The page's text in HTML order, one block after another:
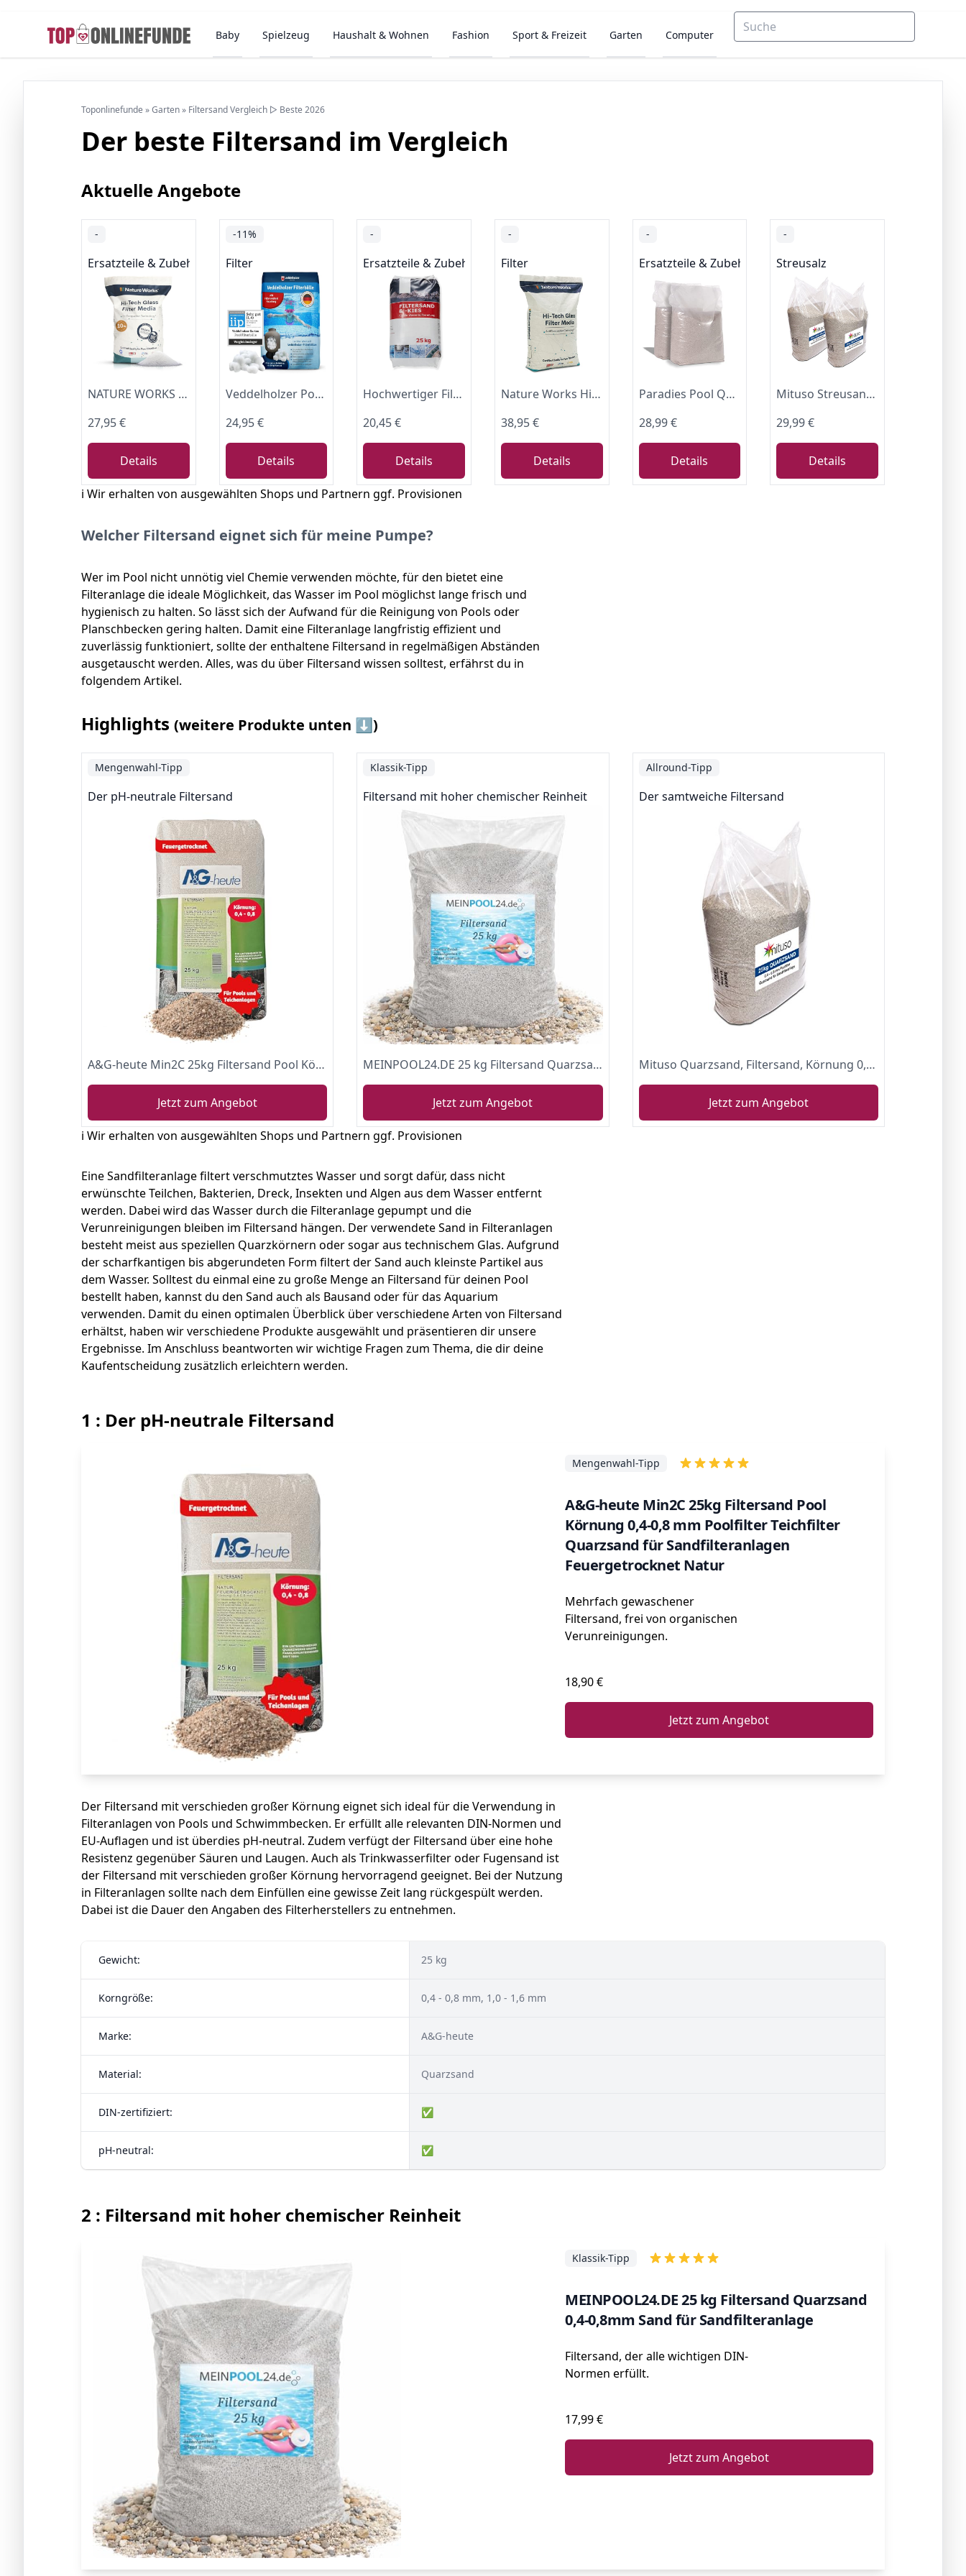
Baby Spielzeug Haushalt & Wohnen Fashion Sport & Freizeit Garten Computer
Toponlinefunde »Garten» Filtersand Vergleich ▷ Beste 2026
Der beste Filtersand im Vergleich
Aktuelle Angebote
-
Ersatzteile & Zubehör
NATURE WORKS Glas-Filtersand für Schwimmbad mit 99,64% Filterleistung, reduziert Wasser- und Energieverbrauch, Gefertigt aus Reinem Technischen Glas für Maximale Hygiene - Beutel 10 kg
27,95 €
Details
-11%
Filter
Veddelholzer Pool Filterbälle leichtestes Material für Beste Leistung ersetzt 25kg Filtersand Quarzsand aus Deutschland Poolzubehör Poolreiniger Sandfilteranlage für Salzwasser geeignet
24,95 €
Details
-
Ersatzteile & Zubehör
Hochwertiger Filtersand 1,0-2,0mm für Pool Sandfilteranlagen, 25kg
20,45 €
Details
-
Filter
Nature Works Hi-Tech Filterglas für Pool Filteranlagen, Sandfilteranlage, von 100% reinem Flachglas, umweltschonend, Körnung 0,6 bis 1,0 mm (20 kg)
38,95 €
Details
-
Ersatzteile & Zubehör
Paradies Pool Quarzsand für Filteranlagen 50 kg, 0,4-0,8 mm
28,99 €
Details
-
Streusalz
Mituso Streusand 2x 25Kg Quarz-Sand 0,4-0,8 mm Körnung
29,99 €
Details
ℹ️ Wir erhalten von ausgewählten Shops und Partnern ggf. Provisionen
Welcher Filtersand eignet sich für meine Pumpe?
Wer im Pool nicht unnötig viel Chemie verwenden möchte, für den bietet eine
Filteranlage die ideale Möglichkeit, das Wasser im Pool möglichst lange frisch und
hygienisch zu halten. So lässt sich der Aufwand für die Reinigung von Pools oder
Planschbecken gering halten. Damit eine Filteranlage langfristig effizient und
zuverlässig funktioniert, sollte der enthaltene Filtersand in regelmäßigen Abständen
ausgetauscht werden. Alles, was du über Filtersand wissen solltest, erfährst du in
folgendem Artikel.
Highlights (weitere Produkte unten ⬇️)
Mengenwahl-Tipp
Der pH-neutrale Filtersand
A&G-heute Min2C 25kg Filtersand Pool Körnung 0,4-0,8 mm Poolfilter Teichfilter Quarzsand für Sandfilteranlagen Feuergetrocknet Natur
Jetzt zum Angebot
Klassik-Tipp
Filtersand mit hoher chemischer Reinheit
MEINPOOL24.DE 25 kg Filtersand Quarzsand 0,4-0,8mm Sand für Sandfilteranlage
Jetzt zum Angebot
Allround-Tipp
Der samtweiche Filtersand
Mituso Quarzsand, Filtersand, Körnung 0,4-0,8mm, Aquariumsand, (1 x 25kg)
Jetzt zum Angebot
ℹ️ Wir erhalten von ausgewählten Shops und Partnern ggf. Provisionen
Eine Sandfilteranlage filtert verschmutztes Wasser und sorgt dafür, dass nicht
erwünschte Teilchen, Bakterien, Dreck, Insekten und Algen aus dem Wasser entfernt
werden. Dabei wird das Wasser durch die Filteranlage gepumpt und die
Verunreinigungen bleiben im Filtersand hängen. Der verwendete Sand in Filteranlagen
besteht meist aus speziellen Quarzkörnern oder sogar aus technischem Glas. Aufgrund
der scharfkantigen bis abgerundeten Form filtert der Sand auch kleinste Partikel aus
dem Wasser. Solltest du einmal eine zu große Menge an Filtersand für deinen Pool
bestellt haben, kannst du den Sand auch als Bausand oder für das Aquarium
verwenden. Damit du einen optimalen Überblick über verschiedene Arten von Filtersand
erhältst, haben wir verschiedene Produkte ausgewählt und präsentieren dir unsere
Ergebnisse. Im Anschluss beantworten wir wichtige Fragen zum Thema, die dir deine
Kaufentscheidung zusätzlich erleichtern werden.
1 : Der pH-neutrale Filtersand
A&G-heute Min2C 25kg Filtersand Pool
Körnung 0,4-0,8 mm Poolfilter Teichfilter
Quarzsand für Sandfilteranlagen
Feuergetrocknet Natur
Mengenwahl-Tipp
Mehrfach gewaschener
Filtersand, frei von organischen
Verunreinigungen.
18,90 €
Jetzt zum Angebot
Der Filtersand mit verschieden großer Körnung eignet sich ideal für die Verwendung in
Filteranlagen von Pools und Schwimmbecken. Er erfüllt alle relevanten DIN-Normen und
EU-Auflagen und ist überdies pH-neutral. Zudem verfügt der Filtersand über eine hohe
Resistenz gegenüber Säuren und Laugen. Auch als Trinkwasserfilter oder Fugensand ist
der Filtersand mit verschieden großer Körnung hervorragend geeignet. Bei der Nutzung
in Filteranlagen sollte nach dem Einfüllen eine gewisse Zeit lang rückgespült werden.
Dabei ist die Dauer den Angaben des Filterherstellers zu entnehmen.
Gewicht: 25 kg
Korngröße: 0,4 - 0,8 mm, 1,0 - 1,6 mm
Marke: A&G-heute
Material: Quarzsand
DIN-zertifiziert: ✅
pH-neutral: ✅
2 : Filtersand mit hoher chemischer Reinheit
MEINPOOL24.DE 25 kg Filtersand Quarzsand
0,4-0,8mm Sand für Sandfilteranlage
Klassik-Tipp
Filtersand, der alle wichtigen DIN-
Normen erfüllt.
17,99 €
Jetzt zum Angebot